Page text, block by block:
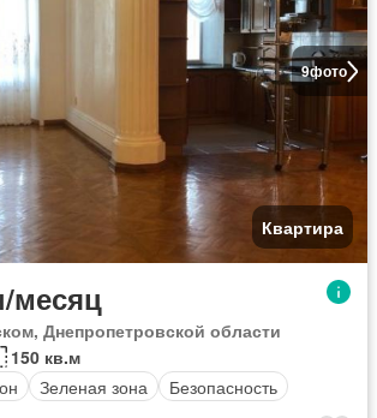
9фото
Квартира
месяц
Днепропетровской области
150 кв.м
Зеленая зона Безопасность